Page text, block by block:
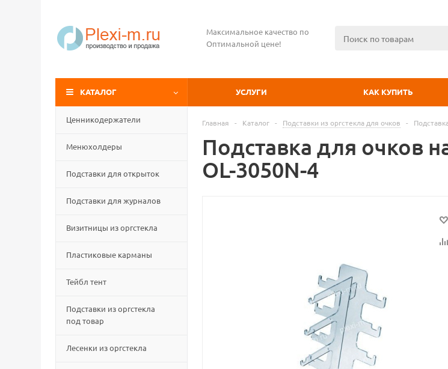
Максимальное качество по
Оптимальной цене!
КАТАЛОГ УСЛУГИ КАК КУПИТЬ
Ценникодержатели
Менюхолдеры
Подставки для открыток
Подставки для журналов
Визитницы из оргстекла
Пластиковые карманы
Тейбл тент
Подставки из оргстекла
под товар
Лесенки из оргстекла
Главная - Каталог - Подставки из оргстекла для очков -
Подставка для очков
OL-3050N-4